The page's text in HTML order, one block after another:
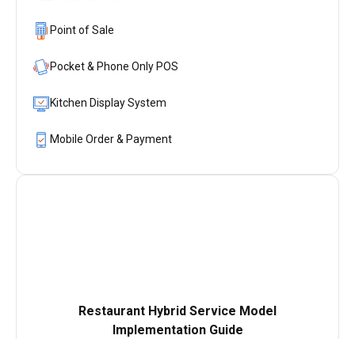
Point of Sale
Pocket & Phone Only POS
Kitchen Display System
Mobile Order & Payment
Restaurant Hybrid Service Model
Implementation Guide